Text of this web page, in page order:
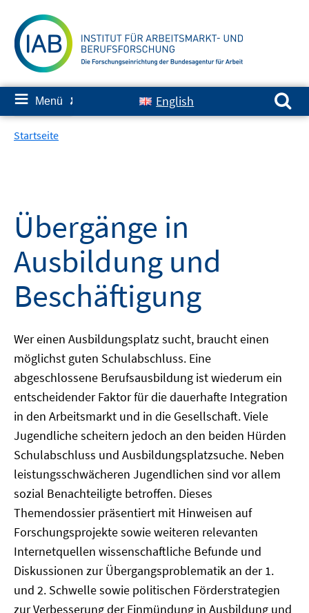
zum
Inhalt
≡ Menü ✘ English
Suchen nach:
Startseite
Übergänge in
Ausbildung und
Beschäftigung
Wer einen Ausbildungsplatz sucht, braucht einen
möglichst guten Schulabschluss. Eine
abgeschlossene Berufsausbildung ist wiederum ein
entscheidender Faktor für die dauerhafte Integration
in den Arbeitsmarkt und in die Gesellschaft. Viele
Jugendliche scheitern jedoch an den beiden Hürden
Schulabschluss und Ausbildungsplatzsuche. Neben
leistungsschwächeren Jugendlichen sind vor allem
sozial Benachteiligte betroffen. Dieses
Themendossier präsentiert mit Hinweisen auf
Forschungsprojekte sowie weiteren relevanten
Internetquellen wissenschaftliche Befunde und
Diskussionen zur Übergangsproblematik an der 1.
und 2. Schwelle sowie politischen Förderstrategien
zur Verbesserung der Einmündung in Ausbildung und